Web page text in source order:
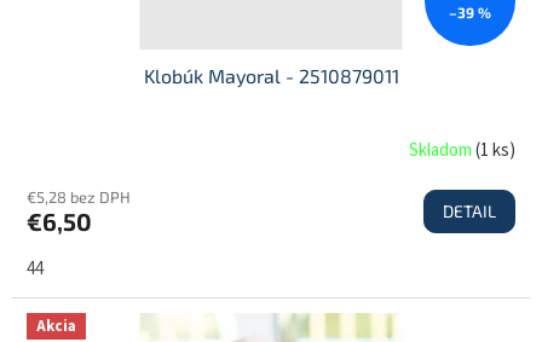
–39 %
Klobúk Mayoral - 2510879011
Skladom(1 ks)
€5,28 bez DPH
€6,50 DETAIL
44
Akcia